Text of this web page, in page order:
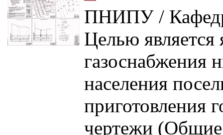
ПНИПУ /
Целью является
газоснабжения
населения
приготовления
чертежи (Общие